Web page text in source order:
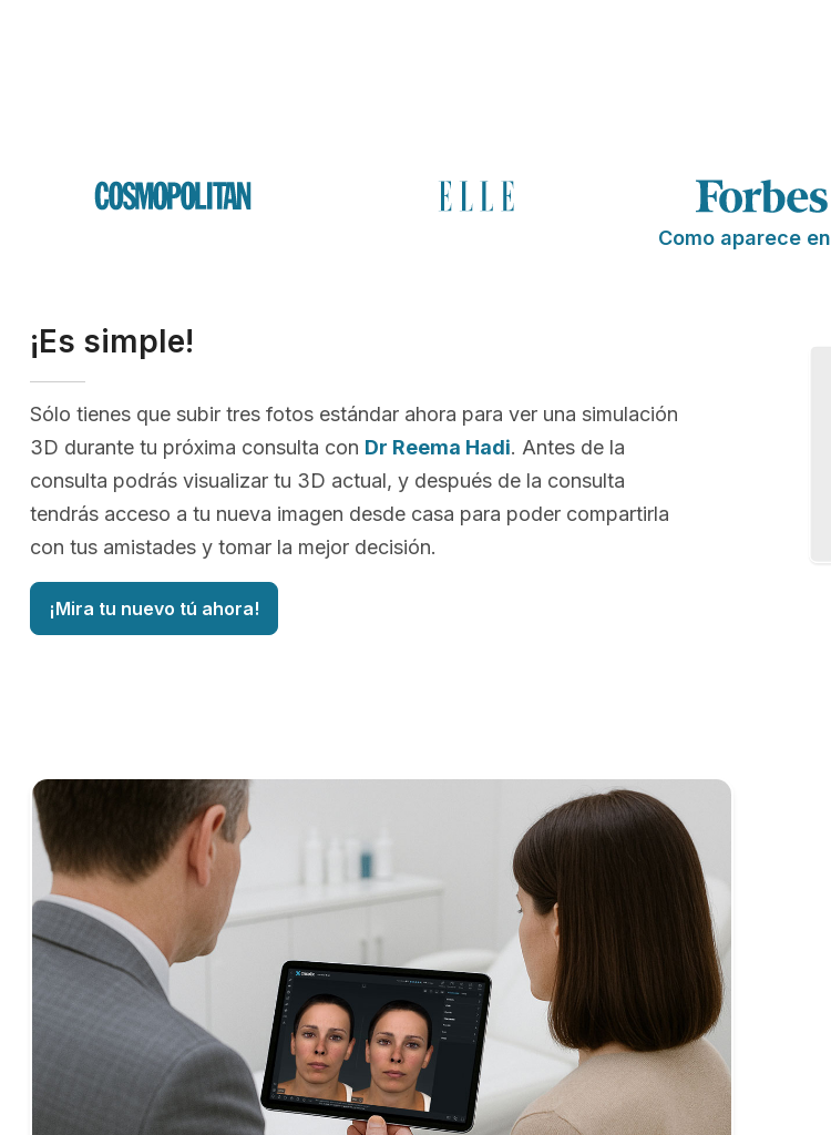
Como aparece en
¡Es simple!
Sólo tienes que subir tres fotos estándar ahora para ver una simulación
3D durante tu próxima consulta con Dr Reema Hadi. Antes de la
consulta podrás visualizar tu 3D actual, y después de la consulta
tendrás acceso a tu nueva imagen desde casa para poder compartirla
con tus amistades y tomar la mejor decisión.
¡Mira tu nuevo tú ahora!